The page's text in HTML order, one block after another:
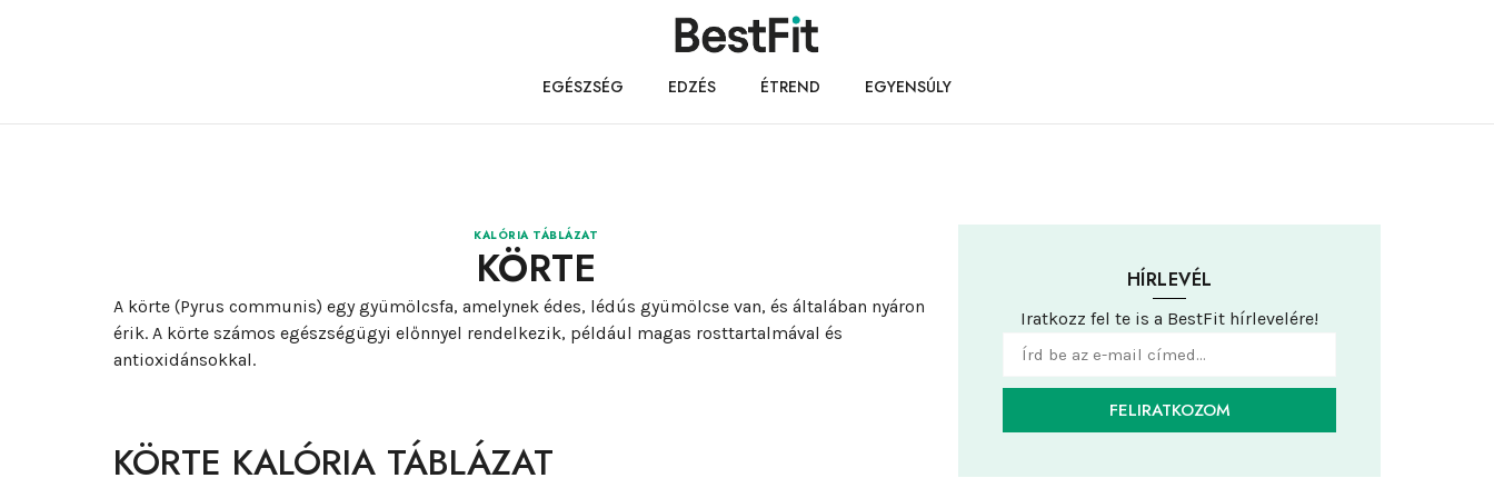
EGÉSZSÉG EDZÉS ÉTREND EGYENSÚLY
HÍRLEVÉL
Iratkozz fel te is a BestFit hírlevelére!
FELIRATKOZOM
KALÓRIA TÁBLÁZAT
KÖRTE
A körte (Pyrus communis) egy gyümölcsfa, amelynek édes, lédús gyümölcse van, és általában nyáron
érik. A körte számos egészségügyi előnnyel rendelkezik, például magas rosttartalmával és
antioxidánsokkal.
KÖRTE KALÓRIA TÁBLÁZAT